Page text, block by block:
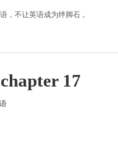
，不让英语成为绊脚石 。
17